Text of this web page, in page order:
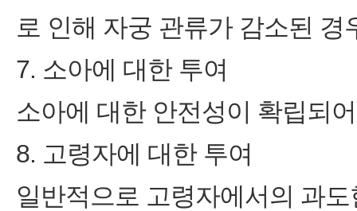
로 인해 자궁 관류가 감소된
7. 소아에 대한 투여
소아에 대한 안전성이 확립되
8. 고령자에 대한 투여
일반적으로 고령자에서의 과